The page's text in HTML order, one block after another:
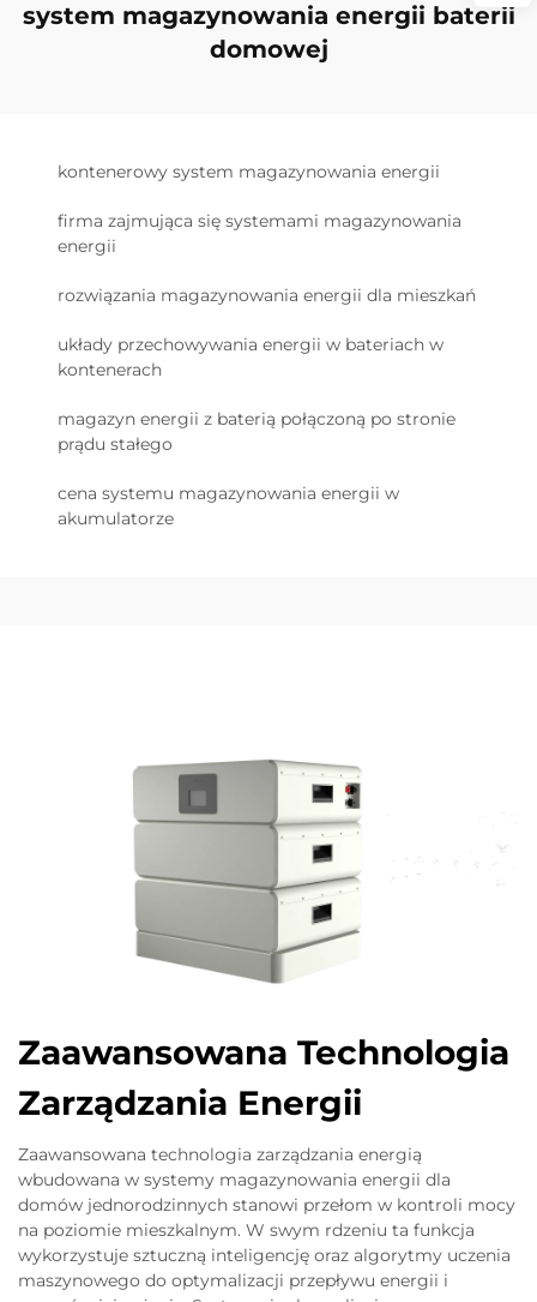
system magazynowania energii baterii
domowej
kontenerowy system magazynowania energii
firma zajmująca się systemami magazynowania
energii
rozwiązania magazynowania energii dla mieszkań
układy przechowywania energii w bateriach w
kontenerach
magazyn energii z baterią połączoną po stronie
prądu stałego
cena systemu magazynowania energii w
akumulatorze
Zaawansowana Technologia
Zarządzania Energii
Zaawansowana technologia zarządzania energią
wbudowana w systemy magazynowania energii dla
domów jednorodzinnych stanowi przełom w kontroli mocy
na poziomie mieszkalnym. W swym rdzeniu ta funkcja
wykorzystuje sztuczną inteligencję oraz algorytmy uczenia
maszynowego do optymalizacji przepływu energii i